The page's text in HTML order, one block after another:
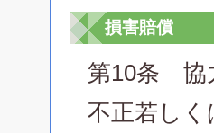
損害賠償
第10条 協
不正若し